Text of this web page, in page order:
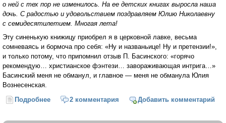
о ней с тех пор не изменилось. На ее детских книгах выросла наша
дочь. С радостью и удовольствием поздравляем Юлию Николаевну
с семидесятилетием. Многая лета!
Эту синенькую книжицу приобрел я в церковной лавке, весьма
сомневаясь и бормоча про себя: «Ну и названьице! Ну и претензии!»,
и только потому, что припомнил отзыв П. Басинского: «горячо
рекомендую… христианское фэнтези… завораживающая интрига…»
Басинский меня не обманул, и главное — меня не обманула Юлия
Вознесенская.
Подробнее о Ад и рай «сквозь тусклое стекло» (о Юлии
2 комментария Добавить комментарий